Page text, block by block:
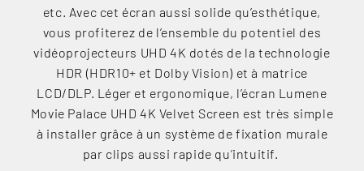
etc. Avec cet écran aussi solide qu’esthétique,
vous profiterez de l’ensemble du potentiel des
vidéoprojecteurs UHD 4K dotés de la technologie
HDR (HDR10+ et Dolby Vision) et à matrice
LCD/DLP. Léger et ergonomique, l’écran Lumene
Movie Palace UHD 4K Velvet Screen est très simple
à installer grâce à un système de fixation murale
par clips aussi rapide qu’intuitif.